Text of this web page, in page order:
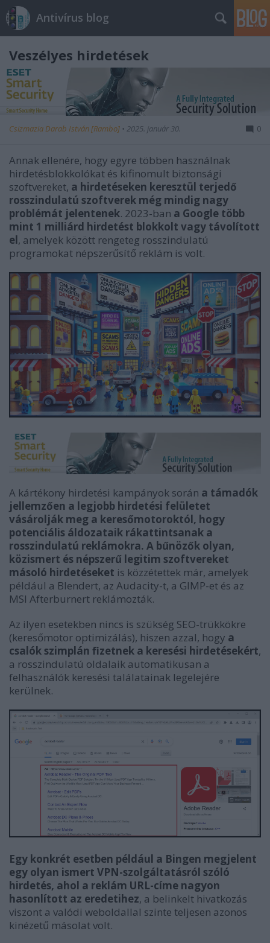
Antivírus blog
Veszélyes hirdetések
Csizmazia Darab István [Rambo] • 2025. január 30. 0
Annak ellenére, hogy egyre többen használnak
hirdetésblokkolókat és kifinomult biztonsági
szoftvereket, a hirdetéseken keresztül terjedő
rosszindulatú szoftverek még mindig nagy
problémát jelentenek. 2023-ban a Google több
mint 1 milliárd hirdetést blokkolt vagy távolított
el, amelyek között rengeteg rosszindulatú
programokat népszerűsítő reklám is volt.
A kártékony hirdetési kampányok során a támadók
jellemzően a legjobb hirdetési felületet
vásárolják meg a keresőmotoroktól, hogy
potenciális áldozataik rákattintsanak a
rosszindulatú reklámokra. A bűnözők olyan,
közismert és népszerű legitim szoftvereket
másoló hirdetéseket is közzétettek már, amelyek
például a Blendert, az Audacity-t, a GIMP-et és az
MSI Afterburnert reklámozták.
Az ilyen esetekben nincs is szükség SEO-trükkökre
(keresőmotor optimizálás), hiszen azzal, hogy a
csalók szimplán fizetnek a keresési hirdetésekért,
a rosszindulatú oldalaik automatikusan a
felhasználók keresési találatainak legelejére
kerülnek.
Egy konkrét esetben például a Bingen megjelent
egy olyan ismert VPN-szolgáltatásról szóló
hirdetés, ahol a reklám URL-címe nagyon
hasonlított az eredetihez, a belinkelt hivatkozás
viszont a valódi weboldallal szinte teljesen azonos
kinézetű másolat volt.